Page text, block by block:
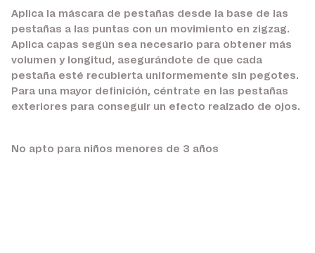
Aplica la máscara de pestañas desde la base de las
pestañas a las puntas con un movimiento en zigzag.
Aplica capas según sea necesario para obtener más
volumen y longitud, asegurándote de que cada
pestaña esté recubierta uniformemente sin pegotes.
Para una mayor definición, céntrate en las pestañas
exteriores para conseguir un efecto realzado de ojos.
No apto para niños menores de 3 años